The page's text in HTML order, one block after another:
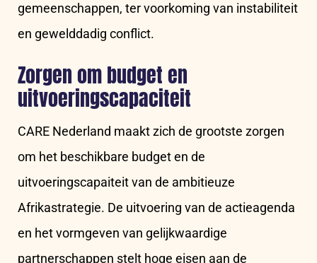
gemeenschappen, ter voorkoming van instabiliteit
en gewelddadig conflict.
Zorgen om budget en
uitvoeringscapaciteit
CARE Nederland maakt zich de grootste zorgen
om het beschikbare budget en de
uitvoeringscapaiteit van de ambitieuze
Afrikastrategie. De uitvoering van de actieagenda
en het vormgeven van gelijkwaardige
partnerschappen stelt hoge eisen aan de